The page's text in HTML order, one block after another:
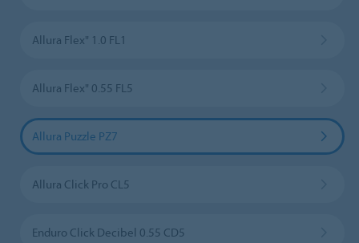
Allura Flex" 1.0 FL1
Allura Flex" 0.55 FL5
Allura Puzzle PZ7
Allura Click Pro CL5
Enduro Click Decibel 0.55 CD5